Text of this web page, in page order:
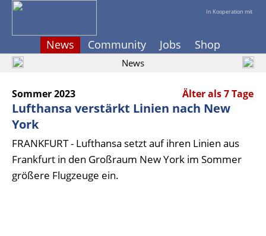
In Kooperation mit
News Community Jobs Shop
News
Sommer 2023 Älter als 7 Tage
Lufthansa verstärkt Linien nach New
York
FRANKFURT - Lufthansa setzt auf ihren Linien aus
Frankfurt in den Großraum New York im Sommer
größere Flugzeuge ein.